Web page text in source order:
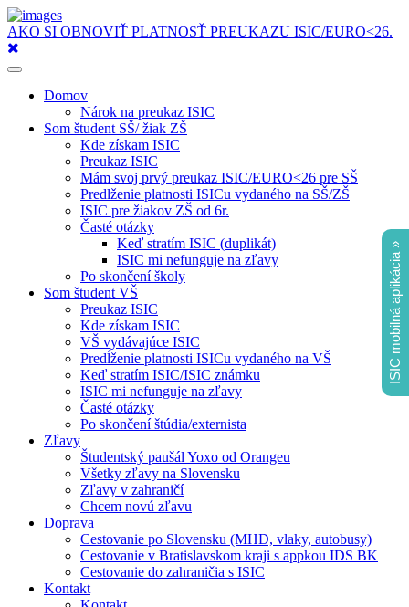
AKO SI OBNOVIŤ PLATNOSŤ PREUKAZU ISIC/EURO<26.
Toggle
navigationDomov
Nárok na preukaz ISIC
Som študent SŠ/ žiak ZŠ
Kde získam ISIC
Preukaz ISIC
Mám svoj prvý preukaz ISIC/EURO<26 pre SŠ
Predlženie platnosti ISICu vydaného na SŠ/ZŠ
ISIC pre žiakov ZŠ od 6r.
Časté otázky
Keď stratím ISIC (duplikát)
ISIC mi nefunguje na zľavy
Po skončení školy
Som študent VŠ
Preukaz ISIC
Kde získam ISIC
VŠ vydávajúce ISIC
Predĺženie platnosti ISICu vydaného na VŠ
Keď stratím ISIC/ISIC známku
ISIC mi nefunguje na zľavy
Časté otázky
Po skončení štúdia/externista
Zľavy
Študentský paušál Yoxo od Orangeu
Všetky zľavy na Slovensku
Zľavy v zahraničí
Chcem novú zľavu
Doprava
Cestovanie po Slovensku (MHD, vlaky, autobusy)
Cestovanie v Bratislavskom kraji s appkou IDS BK
Cestovanie do zahraničia s ISIC
Kontakt
ISIC mobilná aplikácia »